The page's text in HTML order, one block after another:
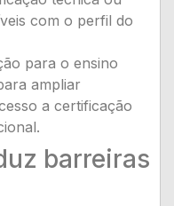
com o perfil do
para o ensino
ampliar
a certificação
barreiras